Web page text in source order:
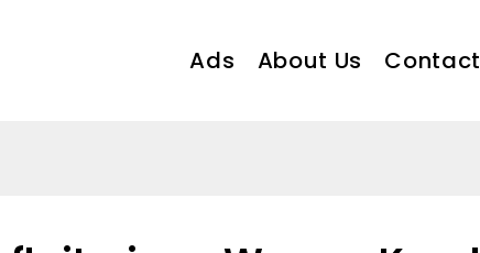
Ads About Us Contact